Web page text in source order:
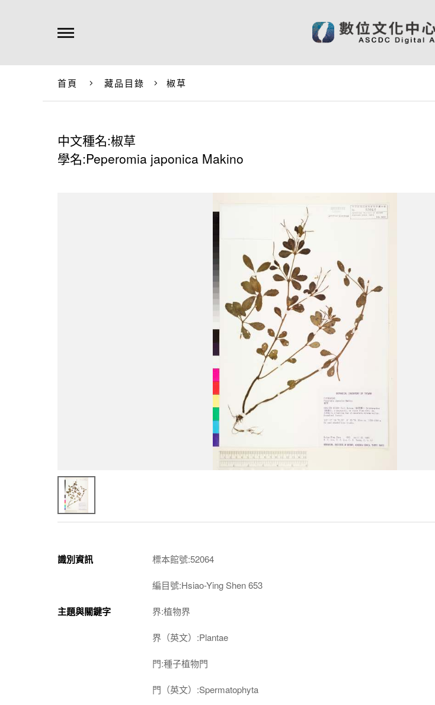
首頁 藏品目錄 椒草
中文種名:椒草
學名:Peperomia japonica Makino
識別資訊 標本館號:52064
編目號:Hsiao-Ying Shen 653
主題與關鍵字 界:植物界
界（英文）:Plantae
門:種子植物門
門（英文）:Spermatophyta